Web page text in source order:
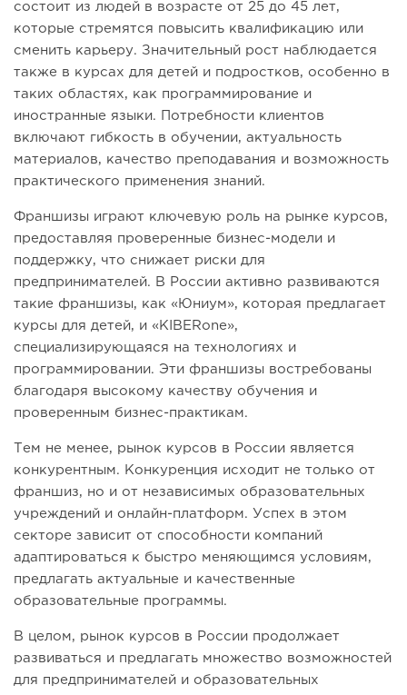
состоит из людей в возрасте от 25 до 45 лет,
которые стремятся повысить квалификацию или
сменить карьеру. Значительный рост наблюдается
также в курсах для детей и подростков, особенно в
таких областях, как программирование и
иностранные языки. Потребности клиентов
включают гибкость в обучении, актуальность
материалов, качество преподавания и возможность
практического применения знаний.
Франшизы играют ключевую роль на рынке курсов,
предоставляя проверенные бизнес-модели и
поддержку, что снижает риски для
предпринимателей. В России активно развиваются
такие франшизы, как «Юниум», которая предлагает
курсы для детей, и «KIBERone»,
специализирующаяся на технологиях и
программировании. Эти франшизы востребованы
благодаря высокому качеству обучения и
проверенным бизнес-практикам.
Тем не менее, рынок курсов в России является
конкурентным. Конкуренция исходит не только от
франшиз, но и от независимых образовательных
учреждений и онлайн-платформ. Успех в этом
секторе зависит от способности компаний
адаптироваться к быстро меняющимся условиям,
предлагать актуальные и качественные
образовательные программы.
В целом, рынок курсов в России продолжает
развиваться и предлагать множество возможностей
для предпринимателей и образовательных